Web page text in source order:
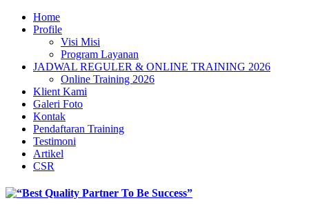
Home
Profile
Visi Misi
Program Layanan
JADWAL REGULER & ONLINE TRAINING 2026
Online Training 2026
Klient Kami
Galeri Foto
Kontak
Pendaftaran Training
Testimoni
Artikel
CSR